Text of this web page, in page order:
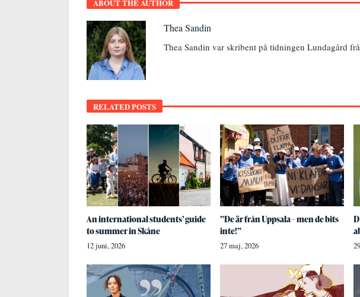
ABOUT THE AUTHOR
Thea Sandin
Thea Sandin var skribent på tidningen Lundagård
RELATED POSTS
An international students’ guide
to summer in Skåne
12 juni, 2026
”De är från Uppsala – men de bits
inte!”
27 maj, 2026